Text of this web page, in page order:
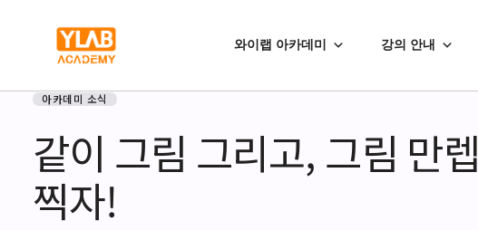
와이랩 아카데미 강의 안내
아카데미 소식
같이 그림 그리고, 그림 만렙
찍자!